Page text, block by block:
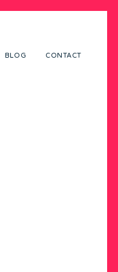
BLOG CONTACT